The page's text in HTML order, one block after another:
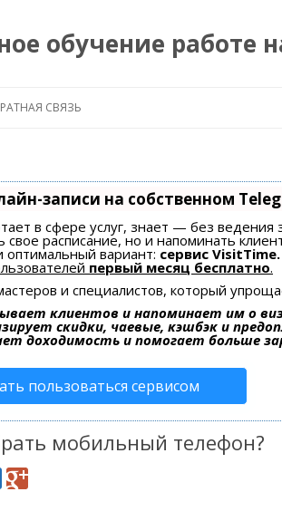
обучение работе
СВЯЗЬ
записи на собственном
в сфере услуг, знает — без ведения
свое расписание, но и напоминать
вариант: сервис VisitTime.
первый месяц бесплатно.
и специалистов, который
клиентов и напоминает им о
скидки, чаевые, кэшбэк и
доходимость и помогает больше
пользоваться сервисом
мобильный телефон?